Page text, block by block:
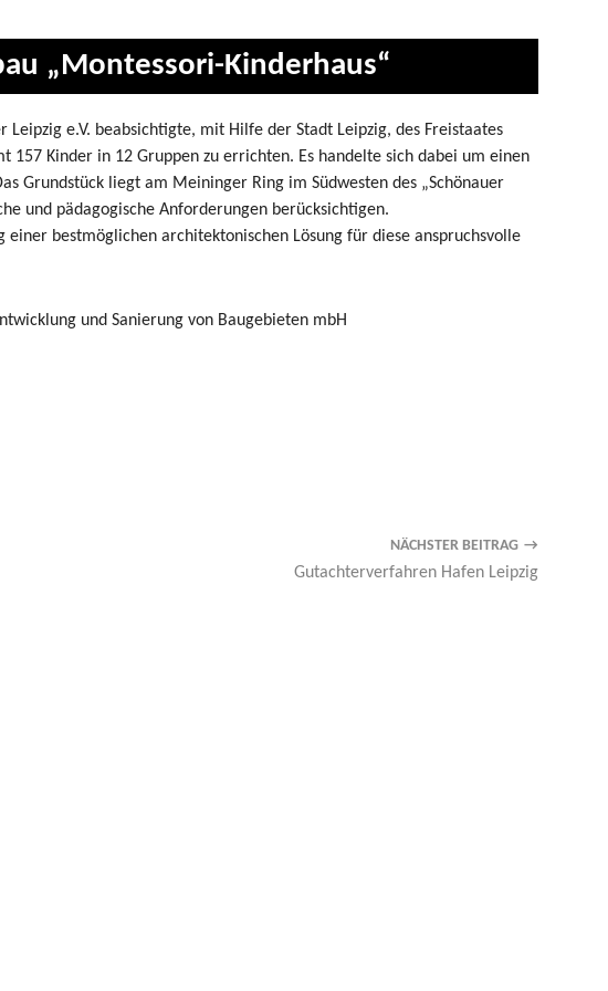
„Montessori-Kinderhaus“
e.V. beabsichtigte, mit Hilfe der Stadt Leipzig, des Freistaates
157 Kinder in 12 Gruppen zu errichten. Es handelte sich dabei um einen
Grundstück liegt am Meininger Ring im Südwesten des „Schönauer
und pädagogische Anforderungen berücksichtigen.
bestmöglichen architektonischen Lösung für diese anspruchsvolle
und Sanierung von Baugebieten mbH
NÄCHSTER BEITRAG
Gutachterverfahren Hafen Leipzig